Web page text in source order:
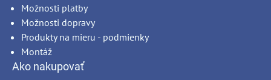
Možnosti platby
Možnosti dopravy
Produkty na mieru - podmienky
Montáž
Ako nakupovať